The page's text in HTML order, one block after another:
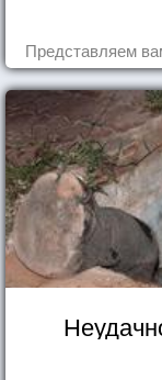
Представляем